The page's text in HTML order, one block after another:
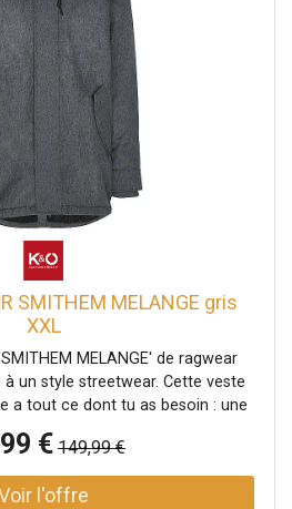
allongé et arrondi dans le
avec bouton-pression et
d'eau : 11000 Respirabilité : 5000
couleur : Dark Grey Matière : 100
% polyester
SMITHEM MELANGE gris
XXL
MELANGE' de ragwear
un style streetwear. Cette veste
a tout ce dont tu as besoin : une
revers et cordon de serrage, des
avec bouton-pression et
intérieure et des applications
La fermeture éclair est
€ 149,99 €